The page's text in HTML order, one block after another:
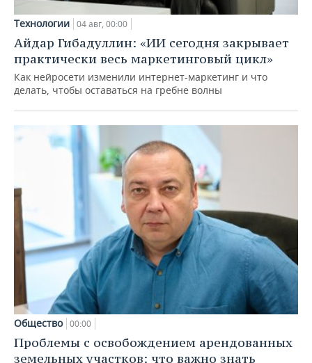
Технологии 04 авг, 00:00
Айдар Гибадуллин: «ИИ сегодня закрывает
практически весь маркетинговый цикл»
Как нейросети изменили интернет-маркетинг и что
делать, чтобы оставаться на гребне волны
Общество 00:00
Проблемы с освобождением арендованных
земельных участков: что важно знать